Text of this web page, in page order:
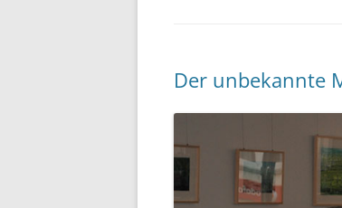
Der unbekannte